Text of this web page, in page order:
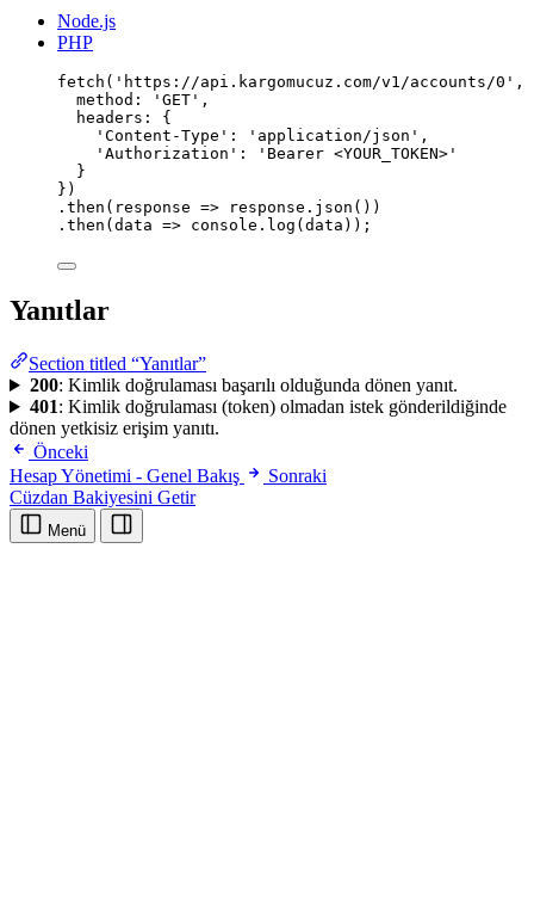
Node.js
PHP
fetch ( ' https://api.kargomucuz.com/v1/accounts/0 ' ,
method : ' GET ' ,
headers :
{
' Content-Type ' : ' application/json ' ,
' Authorization ' : ' Bearer <YOUR_TOKEN> '
}
})
. then ( response => response. json ())
. then ( data => console. log (data));
Yanıtlar
Section titled “Yanıtlar”
200: Kimlik doğrulaması başarılı olduğunda dönen yanıt.
401: Kimlik doğrulaması (token) olmadan istek gönderildiğinde
dönen yetkisiz erişim yanıtı.
Önceki
Hesap Yönetimi - Genel Bakış
Sonraki
Cüzdan Bakiyesini Getir
Menü